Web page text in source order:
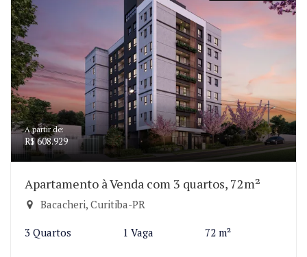
A partir de:
R$ 608.929
Apartamento à Venda com 3 quartos, 72m²
Bacacheri, Curitiba-PR
3 Quartos 1 Vaga 72 m²